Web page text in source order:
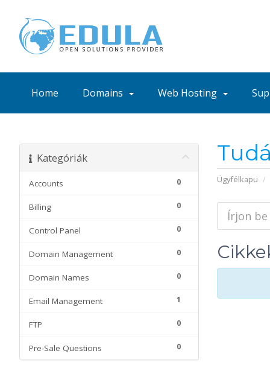
Home Domains Web Hosting
Ügyfélkapu
Kategóriák
0
Accounts
0
Billing
0
Control Panel
0
Domain Management
0
Domain Names
1
Email Management
0
FTP
0
Pre-Sale Questions